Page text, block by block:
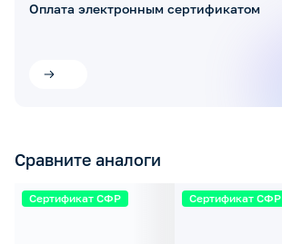
Оплата электронным сертификатом
Сравните аналоги
Сертификат СФР Сертификат СФР